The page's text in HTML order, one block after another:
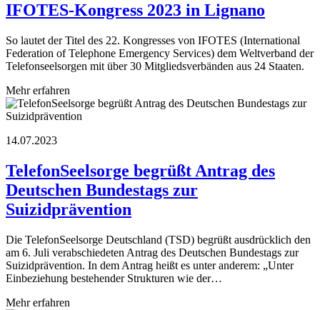
IFOTES-Kongress 2023 in Lignano
So lautet der Titel des 22. Kongresses von IFOTES (International
Federation of Telephone Emergency Services) dem Weltverband der
Telefonseelsorgen mit über 30 Mitgliedsverbänden aus 24 Staaten.
Mehr erfahren
14.07.2023
TelefonSeelsorge begrüßt Antrag des
Deutschen Bundestags zur
Suizidprävention
Die TelefonSeelsorge Deutschland (TSD) begrüßt ausdrücklich den
am 6. Juli verabschiedeten Antrag des Deutschen Bundestags zur
Suizidprävention. In dem Antrag heißt es unter anderem: „Unter
Einbeziehung bestehender Strukturen wie der…
Mehr erfahren